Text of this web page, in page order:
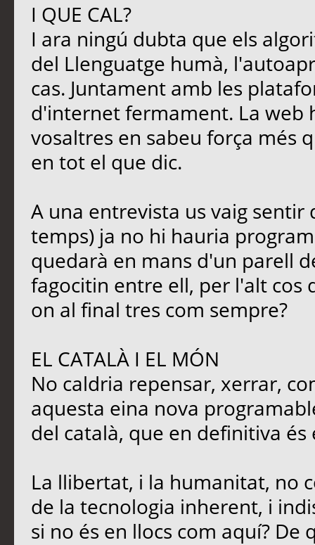
I QUE CAL?
I ara ningú dubta que els
del Llenguatge humà,
cas. Juntament amb les
d'internet fermament. La web
vosaltres en sabeu força més
en tot el que dic.
A una entrevista us vaig
temps) ja no hi hauria
quedarà en mans d'un parell
fagocitin entre ell, per l'alt cos
on al final tres com sempre?
EL CATALÀ I EL MÓN
No caldria repensar, xerrar,
aquesta eina nova
del català, que en definitiva
La llibertat, i la humanitat, no
de la tecnologia inherent, i
si no és en llocs com aquí? De